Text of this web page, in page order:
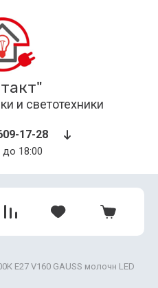
и светотехники
17-28
18:00
Е27 V160 GAUSS молочн LED